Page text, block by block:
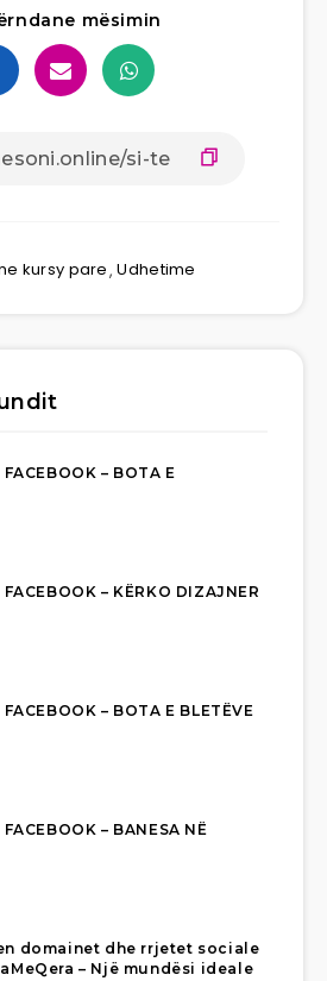
mësimin
kursy pare,Udhetime
– BOTA E
– KËRKO DIZAJNER
– BOTA E BLETËVE
– BANESA NË
domainet dhe rrjetet sociale
– Një mundësi ideale